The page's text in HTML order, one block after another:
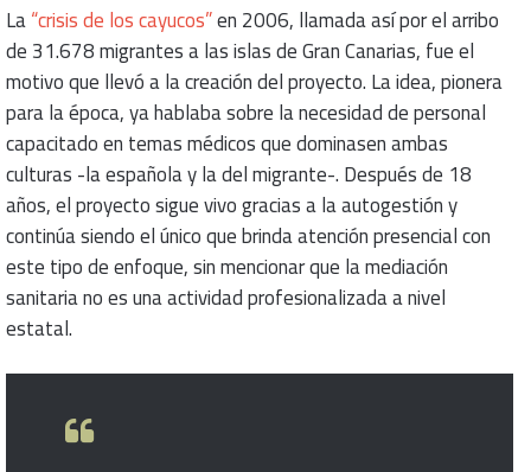
La“crisis de los cayucos”en 2006, llamada así por el arribo
de 31.678 migrantes a las islas de Gran Canarias, fue el
motivo que llevó a la creación del proyecto. La idea, pionera
para la época, ya hablaba sobre la necesidad de personal
capacitado en temas médicos que dominasen ambas
culturas -la española y la del migrante-. Después de 18
años, el proyecto sigue vivo gracias a la autogestión y
continúa siendo el único que brinda atención presencial con
este tipo de enfoque, sin mencionar que la mediación
sanitaria no es una actividad profesionalizada a nivel
estatal.